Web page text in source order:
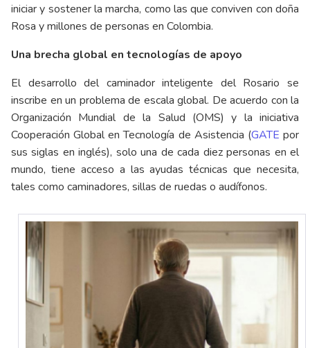
iniciar y sostener la marcha, como las que conviven con doña
Rosa y millones de personas en Colombia.
Una brecha global en tecnologías de apoyo
El desarrollo del caminador inteligente del Rosario se
inscribe en un problema de escala global. De acuerdo con la
Organización Mundial de la Salud (OMS) y la iniciativa
Cooperación Global en Tecnología de Asistencia (GATE por
sus siglas en inglés), solo una de cada diez personas en el
mundo, tiene acceso a las ayudas técnicas que necesita,
tales como caminadores, sillas de ruedas o audífonos.